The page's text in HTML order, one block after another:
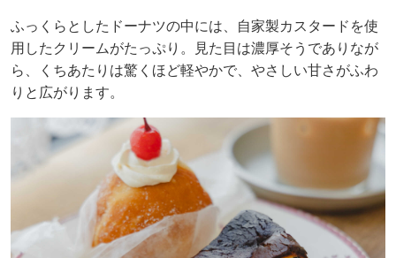
ふっくらとしたドーナツの中には、自家製カスタードを使
用したクリームがたっぷり。見た目は濃厚そうでありなが
ら、くちあたりは驚くほど軽やかで、やさしい甘さがふわ
りと広がります。